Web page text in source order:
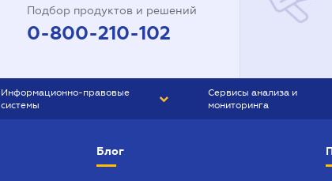
представление интересов в
суде
Доверенность на регистрацию
юридического лица
Договор аренды квартиры
Подбор продуктов и решений
0-800-210-102
Информационно-правовые
системы
Сервисы анализа и
мониторинга
Блог